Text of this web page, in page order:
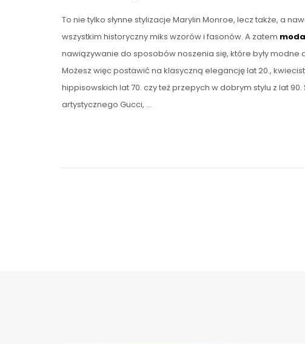
To nie tylko słynne stylizacje Marylin Monroe, lecz także, a
wszystkim historyczny miks wzorów i fasonów. A zatem
nawiązywanie do sposobów noszenia się, które były modne
Możesz więc postawić na klasyczną elegancję lat 20.,
hippisowskich lat 70. czy też przepych w dobrym stylu z lat
artystycznego Gucci, …